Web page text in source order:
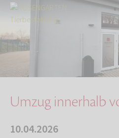
Start
Umzug innerhalb
10.04.2026